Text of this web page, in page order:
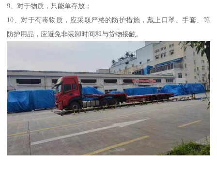
9、对于物质，只能单存放；
10、对于有毒物质，应采取严格的防护措施，戴上口罩、手套、等
防护用品，应避免非装卸时间和与货物接触。